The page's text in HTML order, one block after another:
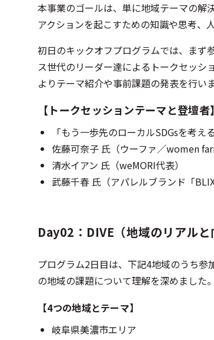
本事業のゴールは、単に地域テーマの解
アクションを起こすための知識や思考、
初日のキックオフプログラムでは、まず
ス世代のリーダー達によるトークセッシ
よりテーマ紹介や事前課題の発表を行い
【トークセッションテーマと登壇者】
「もう一歩先のローカルSDGsを考え
佐藤可奈子 氏（ウーファ／women
清水イアン 氏（weMORI代表）
武藤千春 氏（アパレルブランド「
Day02：DIVE（地域のリアルと
プログラム2日目は、下記4地域のうち
の地域の課題について理解を深めました。
【4つの地域とテーマ】
岐阜県美濃市エリア